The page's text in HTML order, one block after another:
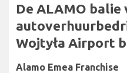
De ALAMO balie
Wojtyła Airport
Alamo Emea Franchise